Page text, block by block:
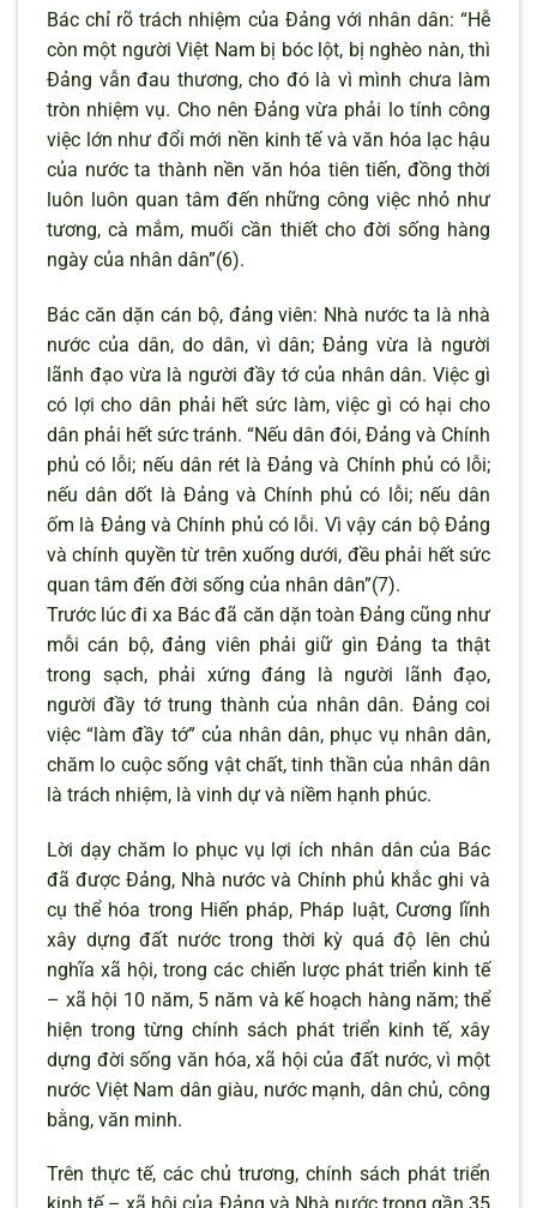
Bác chỉ rõ trách nhiệm của Đảng với nhân dân: “Hễ
còn một người Việt Nam bị bóc lột, bị nghèo nàn, thì
Đảng vẫn đau thương, cho đó là vì mình chưa làm
tròn nhiệm vụ. Cho nên Đảng vừa phải lo tính công
việc lớn như đổi mới nền kinh tế và văn hóa lạc hậu
của nước ta thành nền văn hóa tiên tiến, đồng thời
luôn luôn quan tâm đến những công việc nhỏ như
tương, cà mắm, muối cần thiết cho đời sống hàng
ngày của nhân dân”(6).
Bác căn dặn cán bộ, đảng viên: Nhà nước ta là nhà
nước của dân, do dân, vì dân; Đảng vừa là người
lãnh đạo vừa là người đầy tớ của nhân dân. Việc gì
có lợi cho dân phải hết sức làm, việc gì có hại cho
dân phải hết sức tránh. “Nếu dân đói, Đảng và Chính
phủ có lỗi; nếu dân rét là Đảng và Chính phủ có lỗi;
nếu dân dốt là Đảng và Chính phủ có lỗi; nếu dân
ốm là Đảng và Chính phủ có lỗi. Vì vậy cán bộ Đảng
và chính quyền từ trên xuống dưới, đều phải hết sức
quan tâm đến đời sống của nhân dân”(7).
Trước lúc đi xa Bác đã căn dặn toàn Đảng cũng như
mỗi cán bộ, đảng viên phải giữ gìn Đảng ta thật
trong sạch, phải xứng đáng là người lãnh đạo,
người đầy tớ trung thành của nhân dân. Đảng coi
việc “làm đầy tớ” của nhân dân, phục vụ nhân dân,
chăm lo cuộc sống vật chất, tinh thần của nhân dân
là trách nhiệm, là vinh dự và niềm hạnh phúc.
Lời dạy chăm lo phục vụ lợi ích nhân dân của Bác
đã được Đảng, Nhà nước và Chính phủ khắc ghi và
cụ thể hóa trong Hiến pháp, Pháp luật, Cương lĩnh
xây dựng đất nước trong thời kỳ quá độ lên chủ
nghĩa xã hội, trong các chiến lược phát triển kinh tế
– xã hội 10 năm, 5 năm và kế hoạch hàng năm; thể
hiện trong từng chính sách phát triển kinh tế, xây
dựng đời sống văn hóa, xã hội của đất nước, vì một
nước Việt Nam dân giàu, nước mạnh, dân chủ, công
bằng, văn minh.
Trên thực tế, các chủ trương, chính sách phát triển